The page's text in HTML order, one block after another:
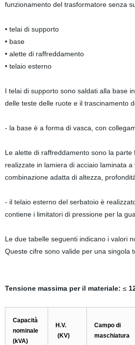
funzionamento del trasformatore senza
• telai di supporto
• base
• alette di raffreddamento
• telaio esterno
I telai di supporto sono saldati alla base
delle teste delle ruote e il trascinamento
- la base è a forma di vasca, con
Le alette di raffreddamento sono la
realizzate in lamiera di acciaio laminata
combinazione adatta di altezza,
- il telaio esterno del serbatoio è
contiene i limitatori di pressione per la
Le due tabelle seguenti indicano i valori
Queste cifre sono valide per una singola
Tensione massima per il materiale: ≤
Capacità
nominale
(kVA)
H.V.
(KV)
Campo di
maschiatura